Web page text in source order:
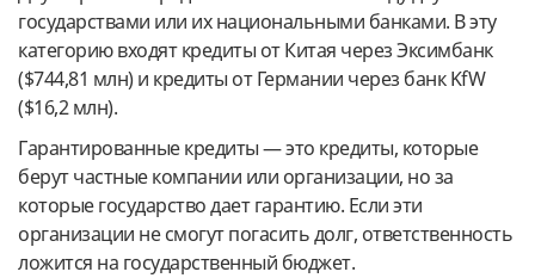
государствами или их национальными банками. В эту
категорию входят кредиты от Китая через Эксимбанк
($744,81 млн) и кредиты от Германии через банк KfW
($16,2 млн).
Гарантированные кредиты — это кредиты, которые
берут частные компании или организации, но за
которые государство дает гарантию. Если эти
организации не смогут погасить долг, ответственность
ложится на государственный бюджет.